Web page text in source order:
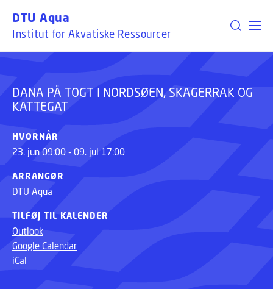
DTU Aqua
Institut for Akvatiske Ressourcer
KATTEGAT
DANA PÅ TOGT I NORDSØEN, SKAGERRAK OG
KATTEGAT
HVORNÅR
23. jun 09:00 - 09. jul 17:00
ARRANGØR
DTU Aqua
TILFØJ TIL KALENDER
Outlook
Google Calendar
iCal